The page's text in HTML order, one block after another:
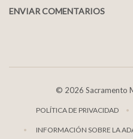
ENVIAR COMENTARIOS
© 2026 Sacramento
POLÍTICA DE PRIVACIDAD
INFORMACIÓN SOBRE LA